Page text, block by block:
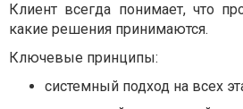
Клиент всегда понимает, что
какие решения принимаются.
Ключевые принципы:
системный подход на всех